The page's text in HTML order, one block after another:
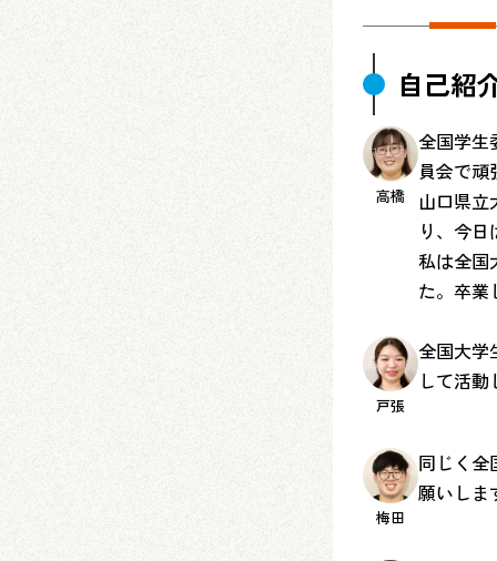
自己紹
高橋
全国学生
員会で
山口県
り、今
私は全国
た。卒業
戸張
全国大学
して活
梅田
同じく全
願いしま